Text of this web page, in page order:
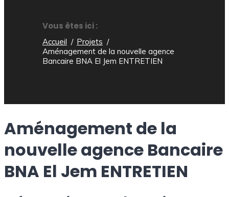
Vous êtes ici :
Accueil
Projets
Aménagement de la nouvelle agence
Bancaire BNA El Jem ENTRETIEN
Aménagement de la
nouvelle agence Bancaire
BNA El Jem ENTRETIEN